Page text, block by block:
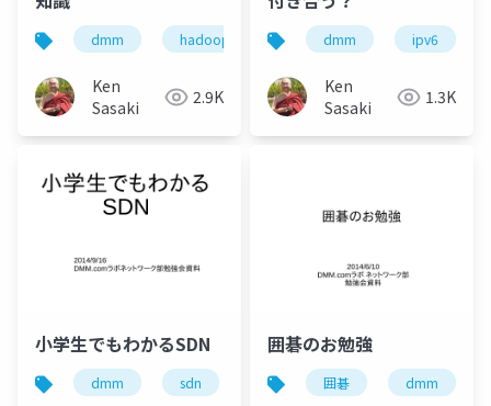
dmm hadoop
Ken
Sasaki
2.9K
dmm ipv6
Ken
Sasaki
1.3K
小学生でもわかるSDN
dmm sdn ネットワーク
囲碁のお勉強
囲碁 dmm